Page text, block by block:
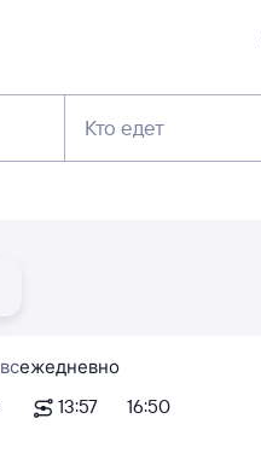
Кто едет
всежедневно
13:57
16:50